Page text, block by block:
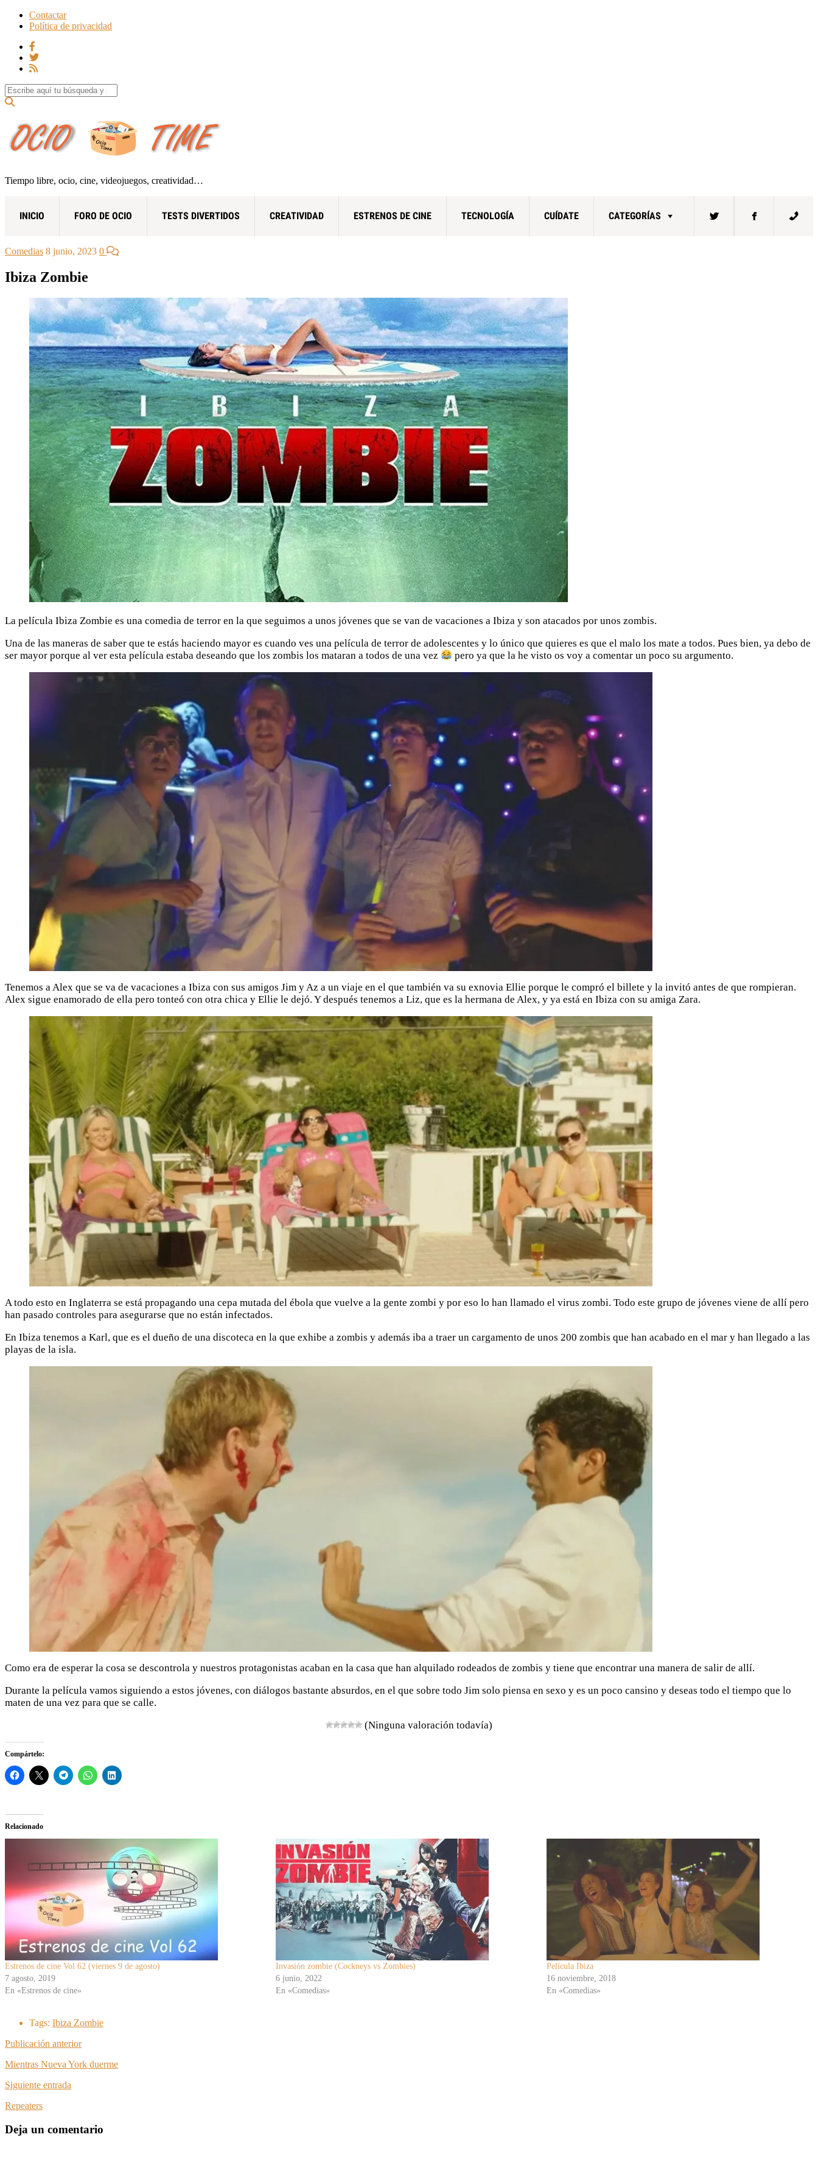
Contactar
Política de privacidad
Search for:
Tiempo libre, ocio, cine, videojuegos, creatividad…
INICIO FORO DE OCIO TESTS DIVERTIDOS CREATIVIDAD ESTRENOS DE CINE TECNOLOGÍA CUÍDATE CATEGORÍAS
Comedias 8 junio, 2023 0
Ibiza Zombie
La película Ibiza Zombie es una comedia de terror en la que seguimos a unos jóvenes que se van de vacaciones a Ibiza y son atacados por unos zombis.
Una de las maneras de saber que te estás haciendo mayor es cuando ves una película de terror de adolescentes y lo único que quieres es que el malo los mate a todos. Pues bien, ya debo de
ser mayor porque al ver esta película estaba deseando que los zombis los mataran a todos de una vez
pero ya que la he visto os voy a comentar un poco su argumento.
Tenemos a Alex que se va de vacaciones a Ibiza con sus amigos Jim y Az a un viaje en el que también va su exnovia Ellie porque le compró el billete y la invitó antes de que rompieran.
Alex sigue enamorado de ella pero tonteó con otra chica y Ellie le dejó. Y después tenemos a Liz, que es la hermana de Alex, y ya está en Ibiza con su amiga Zara.
A todo esto en Inglaterra se está propagando una cepa mutada del ébola que vuelve a la gente zombi y por eso lo han llamado el virus zombi. Todo este grupo de jóvenes viene de allí pero
han pasado controles para asegurarse que no están infectados.
En Ibiza tenemos a Karl, que es el dueño de una discoteca en la que exhibe a zombis y además iba a traer un cargamento de unos 200 zombis que han acabado en el mar y han llegado a las
playas de la isla.
Como era de esperar la cosa se descontrola y nuestros protagonistas acaban en la casa que han alquilado rodeados de zombis y tiene que encontrar una manera de salir de allí.
Durante la película vamos siguiendo a estos jóvenes, con diálogos bastante absurdos, en el que sobre todo Jim solo piensa en sexo y es un poco cansino y deseas todo el tiempo que lo
maten de una vez para que se calle.
(Ninguna valoración todavía)
Compártelo:
Relacionado
Estrenos de cine Vol 62 (viernes 9 de agosto)
7 agosto, 2019
En «Estrenos de cine»
Invasión zombie (Cockneys vs Zombies)
6 junio, 2022
En «Comedias»
Película Ibiza
16 noviembre, 2018
En «Comedias»
Tags: Ibiza Zombie
Publicación anterior
Mientras Nueva York duerme
Siguiente entrada
Repeaters
Deja un comentario